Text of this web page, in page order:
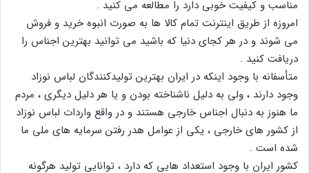
مناسب و کیفیت خوبی دارد را مطالعه می کنید .
امروزه از طریق اینترنت تمام کالا ها به صورت انبوه خرید و فروش
می شوند و در هر کجای دنیا که باشید می توانید بهترین اجناس را
دریافت کنید .
متأسفانه با وجود اینکه در ایران بهترین تولیدکنندگان لباس نوزاد
وجود دارند ، ولی به دلیل ناشناخته بودن و یا هر دلیل دیگری ، مردم
ما هنوز به دنبال اجناس خارجی هستند و در واقع واردات لباس نوزاد
از کشور های خارجی ، یکی از عوامل هدر رفتن سرمایه های ملی ما
شده است .
کشور ایران با وجود استعداد هایی که دارد ، توانایی تولید هرگونه